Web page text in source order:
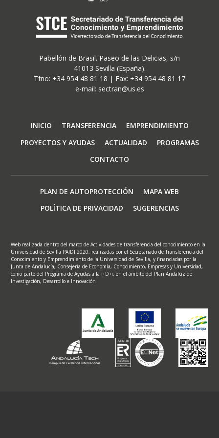
Pabellón de Brasil. Paseo de las Delicias, s/n
41013 Sevilla (España).
Tfno: +34 954 48 81 18 | Fax: +34 954 48 81 17
e-mail: sectran@us.es
Navegación
principal
INICIO TRANSFERENCIA
EMPRENDIMIENTO
PROYECTOS Y AYUDAS
ACTUALIDAD
PROGRAMAS
CONTACTO
PLAN DE AUTOPROTECCIÓN
MAPA WEB
POLÍTICA DE PRIVACIDAD
SUGERENCIAS
Web realizada dentro del marco de Actividades de transferencia del conocimiento en la
Universidad de Sevilla PAIDI 2020, realizadas por el Secretariado de Transferencia del
Conocimiento y Emprendimiento de la Universidad de Sevilla, y financiadas por la
Junta de Andalucía, Consejería de Economía, Conocimiento, Empresas y Universidad,
como parte del Programa de Ayudas a la I+D+i, en el ámbito del Plan Andaluz de
Investigación, Desarrollo e Innovación